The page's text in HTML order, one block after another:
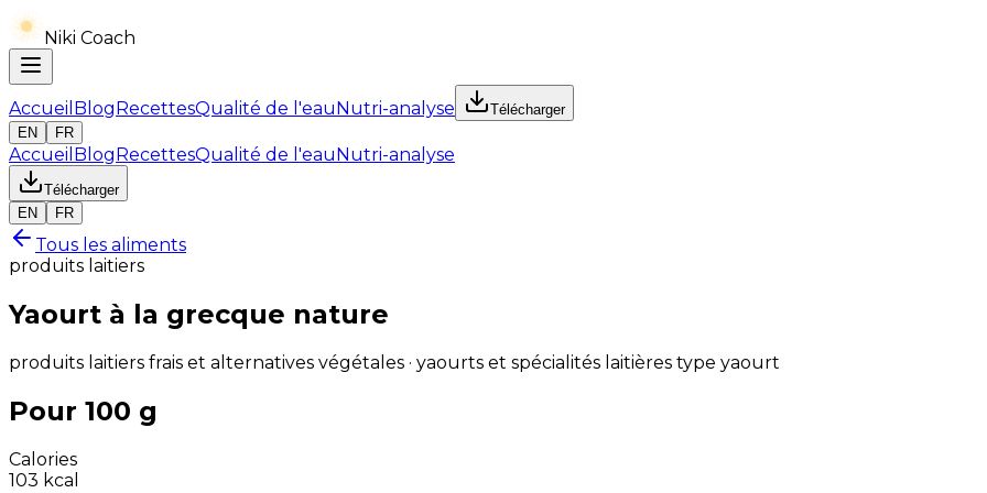
Niki Coach
Accueil BlogRecettesQualité de l'eauNutri-analyse
Télécharger
EN
FR
Accueil BlogRecettesQualité de l'eauNutri-analyse
Télécharger
EN
FR
Tous les aliments
produits laitiers
Yaourt à la grecque nature
produits laitiers frais et alternatives végétales · yaourts et spécialités laitières type yaourt
Pour 100 g
Calories
103 kcal